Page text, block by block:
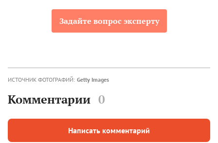
Задайте вопрос эксперту
ИСТОЧНИК ФОТОГРАФИЙ: Getty Images
Комментарии 0
Написать комментарий